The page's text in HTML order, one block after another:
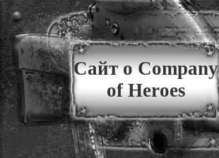
Сайт о Company
of Heroes